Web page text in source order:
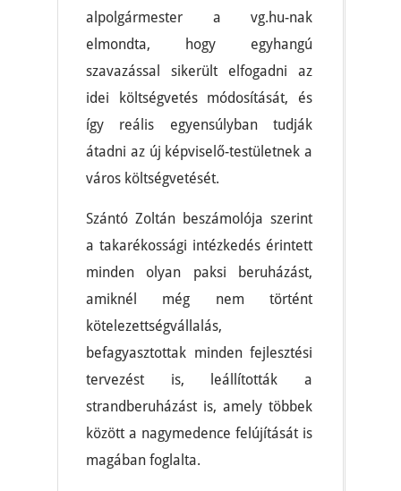
alpolgármester a vg.hu-nak
elmondta, hogy egyhangú
szavazással sikerült elfogadni az
idei költségvetés módosítását, és
így reális egyensúlyban tudják
átadni az új képviselő-testületnek a
város költségvetését.
Szántó Zoltán beszámolója szerint
a takarékossági intézkedés érintett
minden olyan paksi beruházást,
amiknél még nem történt
kötelezettségvállalás,
befagyasztottak minden fejlesztési
tervezést is, leállították a
strandberuházást is, amely többek
között a nagymedence felújítását is
magában foglalta.